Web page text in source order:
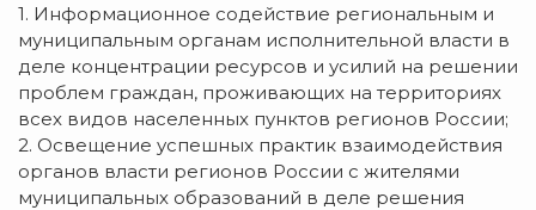
1. Информационное содействие региональным и
муниципальным органам исполнительной власти в
деле концентрации ресурсов и усилий на решении
проблем граждан, проживающих на территориях
всех видов населенных пунктов регионов России;
2. Освещение успешных практик взаимодействия
органов власти регионов России с жителями
муниципальных образований в деле решения